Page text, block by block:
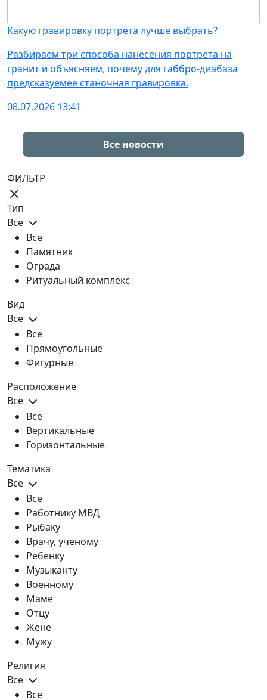
Какую гравировку портрета лучше выбрать?
Разбираем три способа нанесения портрета на
гранит и объясняем, почему для габбро-диабаза
предсказуемее станочная гравировка.
08.07.2026 13:41
Все новости
ФИЛЬТР
Тип
Все
Все
Памятник
Ограда
Ритуальный комплекс
Вид
Все
Все
Прямоугольные
Фигурные
Расположение
Все
Все
Вертикальные
Горизонтальные
Тематика
Все
Все
Работнику МВД
Рыбаку
Врачу, ученому
Ребенку
Музыканту
Военному
Маме
Отцу
Жене
Мужу
Религия
Все
Все